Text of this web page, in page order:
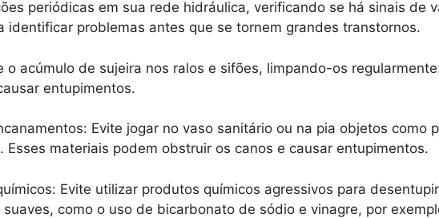
periódicas em sua rede hidráulica, verificando se há sinais de
identificar problemas antes que se tornem grandes transtornos.
acúmulo de sujeira nos ralos e sifões, limpando-os
entupimentos.
Evite jogar no vaso sanitário ou na pia objetos como
materiais podem obstruir os canos e causar entupimentos.
Evite utilizar produtos químicos agressivos para
como o uso de bicarbonato de sódio e vinagre, por